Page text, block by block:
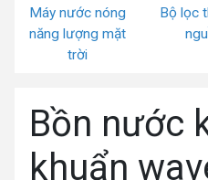
Máy nước nóng
năng lượng mặt
trời
Bộ lọc
Bồn nước
khuẩn